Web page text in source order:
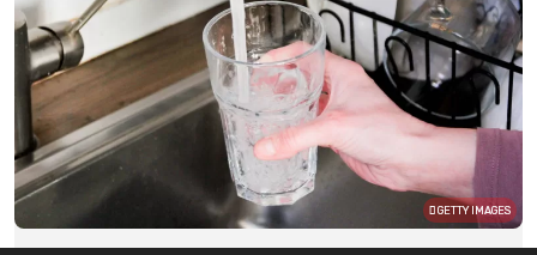
GETTY IMAGES